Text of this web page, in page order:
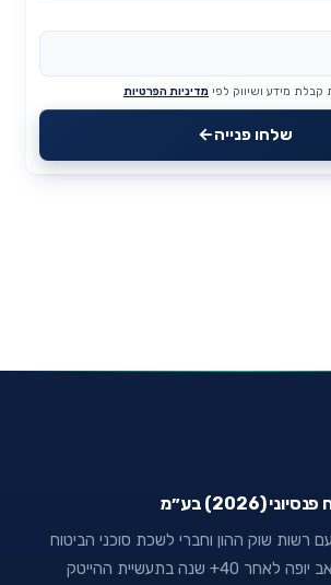
מידע ושיווק לפי מדיניות הפרטיות
שלחו פנייה
(2026) בע״מ
רשות שוק ההון וחברי לשכת סוכני הביטוח
בישראל. נוסדה ע״י זאב יופה לאחר 40+ שנה בתעשיית ההייטק